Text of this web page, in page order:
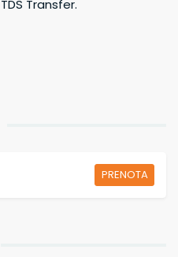
Transfer.
PRENOTA
Prenota